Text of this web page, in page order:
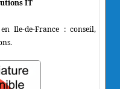
IT
Ile-de-France : conseil,